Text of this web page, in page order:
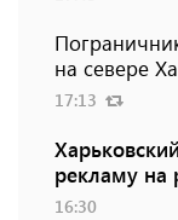
на севере
17:13
рекламу на
16:30